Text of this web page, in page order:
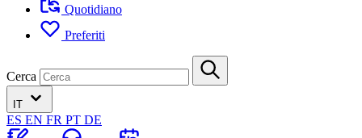
Quotidiano
Preferiti
Cerca
IT
ES EN FR PT DE